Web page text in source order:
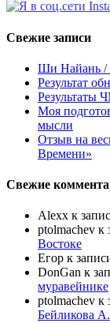
Свежие записи
Ши Найань /
Результат
Результаты
Моя
мысли
Отзыв на
Времени»
Свежие
Alexx к
ptolmachev к
Востоке
Егор к
DonGan к
муравейнике
ptolmachev к
Бейликова